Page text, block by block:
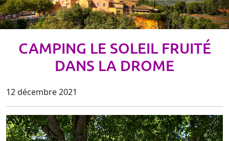
CAMPING LE SOLEIL FRUITÉ
DANS LA DROME
12 décembre 2021